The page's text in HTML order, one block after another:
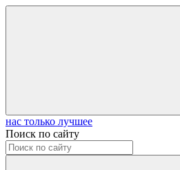
нас только лучшее
Поиск по сайту